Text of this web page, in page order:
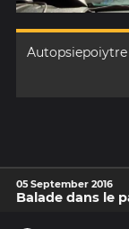
Autopsiepoiytre
05 September 2016
Balade dans le